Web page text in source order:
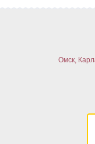
Омск,